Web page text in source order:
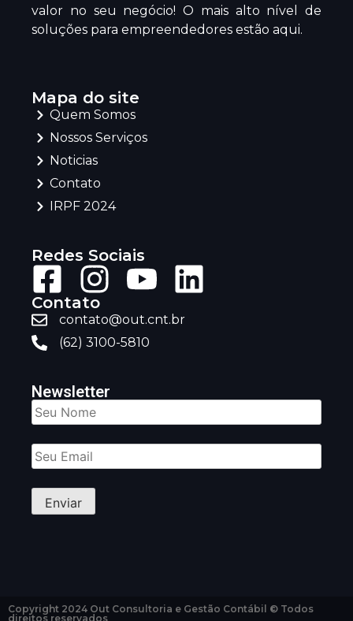
valor no seu negócio! O mais alto nível de
soluções para empreendedores estão aqui.
Mapa do site
Quem Somos
Nossos Serviços
Noticias
Contato
IRPF 2024
Redes Sociais
Contato
contato@out.cnt.br
(62) 3100-5810
Newsletter
Copyright 2024 Out Consultoria e Gestão Contábil © Todos
direitos reservados